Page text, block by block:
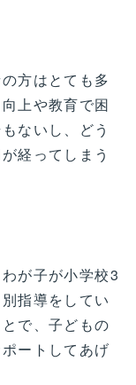
方はとても多
上や教育で困
ないし、どう
経ってしまう
が子が小学校3
指導をしてい
で、子どもの
ートしてあげ